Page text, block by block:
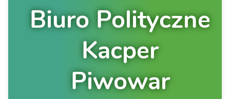
Biuro Polityczne
Kacper
Piwowar